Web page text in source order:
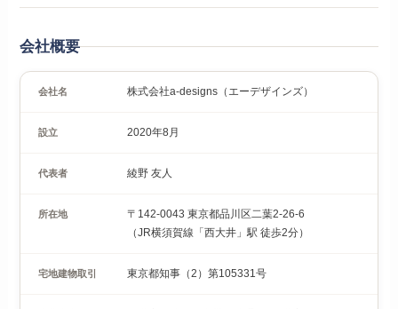
会社概要
会社名 株式会社a-designs（エーデザインズ）
設立 2020年8月
代表者 綾野 友人
所在地
〒142-0043 東京都品川区二葉2-26-6
（JR横須賀線「西大井」駅 徒歩2分）
宅地建物取引 東京都知事（2）第105331号